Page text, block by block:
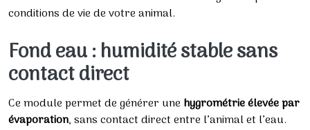
conditions de vie de votre animal.
Fond eau : humidité stable sans
contact direct
Ce module permet de générer unehygrométrie élevée par
évaporation, sans contact direct entre l’animal et l’eau.